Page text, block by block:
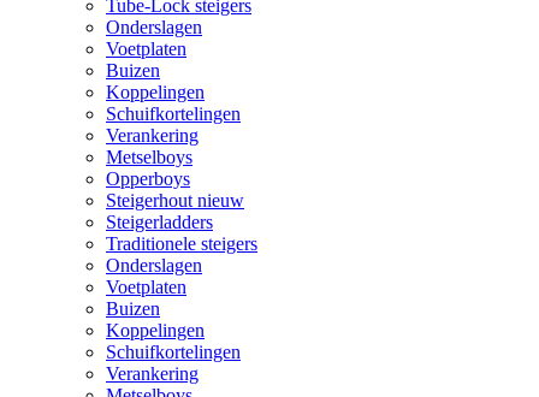
Tube-Lock steigers
Onderslagen
Voetplaten
Buizen
Koppelingen
Schuifkortelingen
Verankering
Metselboys
Opperboys
Steigerhout nieuw
Steigerladders
Traditionele steigers
Onderslagen
Voetplaten
Buizen
Koppelingen
Schuifkortelingen
Verankering